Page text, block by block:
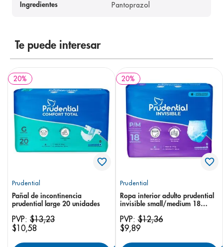
Ingredientes Pantoprazol
Te puede interesar
20%
Prudential
Pañal de incontinencia
prudential large 20 unidades
PVP: $13,23
$10,58
20%
Prudential
Ropa interior adulto prudential
invisible small/medium 18
PVP:$12,36
$9,89